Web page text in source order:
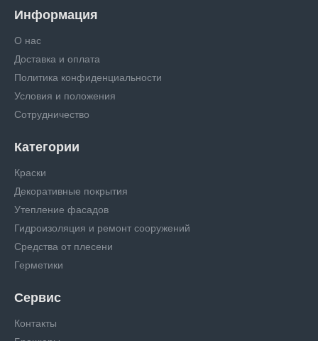
Информация
О нас
Доставка и оплата
Политика конфиденциальности
Условия и положения
Сотрудничество
Категории
Краски
Декоративные покрытия
Утепление фасадов
Гидроизоляция и ремонт сооружений
Средства от плесени
Герметики
Сервис
Контакты